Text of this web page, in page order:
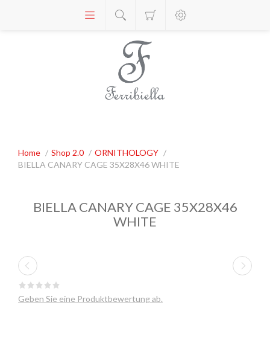
Home / Shop 2.0 / ORNITHOLOGY /
BIELLA CANARY CAGE 35X28X46 WHITE
BIELLA CANARY CAGE 35X28X46
WHITE
Geben Sie eine Produktbewertung ab.